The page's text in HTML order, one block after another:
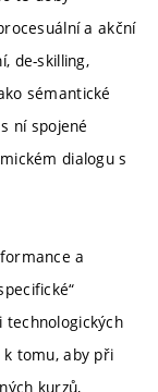
a akční
de-skilling,
sémantické
ní spojené
dialogu s
a
technologických
k tomu, aby při
kurzů,